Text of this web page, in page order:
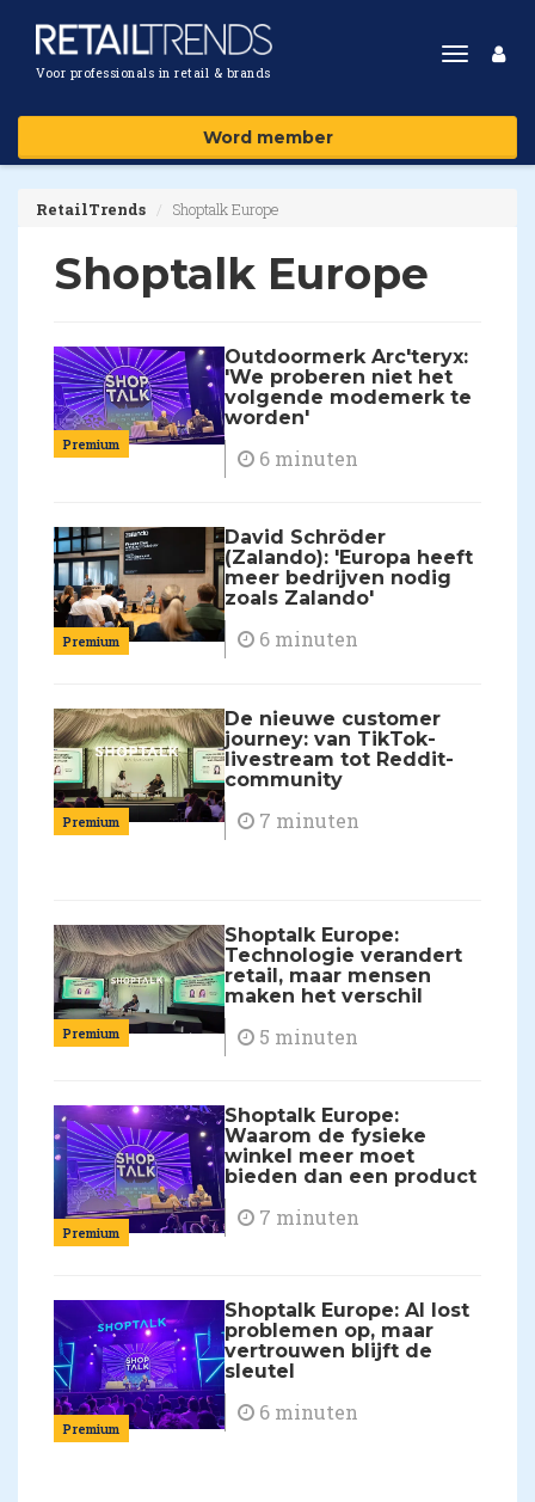
Voor professionals in retail & brands
Toggle
Word member
RetailTrends Shoptalk Europe
Shoptalk Europe
Premium
Outdoormerk Arc'teryx:
'We proberen niet het
volgende modemerk te
worden'
6 minuten
Premium
David Schröder
(Zalando): 'Europa heeft
meer bedrijven nodig
zoals Zalando'
6 minuten
Premium
De nieuwe customer
journey: van TikTok-
livestream tot Reddit-
community
7 minuten
Premium
Shoptalk Europe:
Technologie verandert
retail, maar mensen
maken het verschil
5 minuten
Premium
Shoptalk Europe:
Waarom de fysieke
winkel meer moet
bieden dan een product
7 minuten
Premium
Shoptalk Europe: AI lost
problemen op, maar
vertrouwen blijft de
sleutel
6 minuten